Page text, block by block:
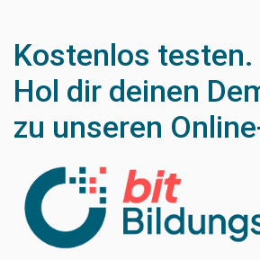
Kostenlos testen.
Hol dir deinen
zu unseren